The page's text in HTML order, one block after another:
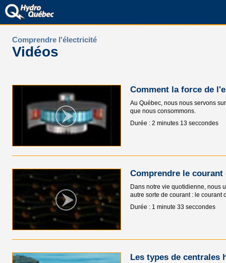
Comprendre l'électricité
Vidéos
Comment la force de
Au Québec, nous nous servons
que nous consommons.
Durée : 2 minutes 13 seccondes
Comprendre le
Dans notre vie quotidienne, nous
autre sorte de courant : le courant
Durée : 1 minute 33 seccondes
Les types de centrales